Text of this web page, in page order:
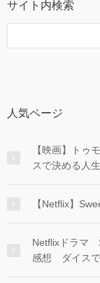
サイト内検索
人気ページ
【映画】ト
スで決める人
【Netflix】
Netflixドラマ
感想 ダイス